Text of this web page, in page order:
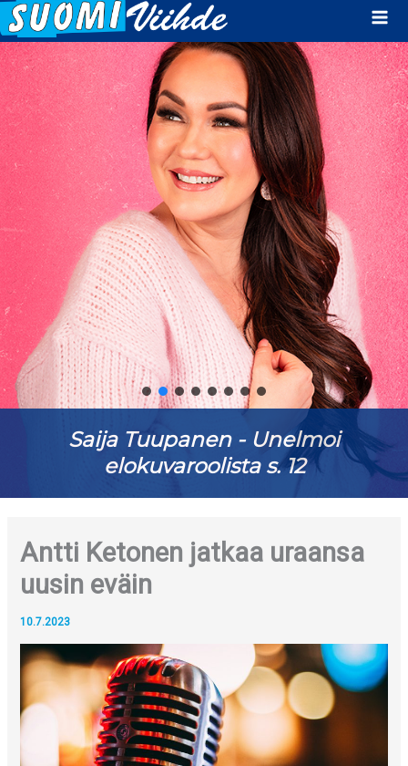
Saija Tuupanen - Unelmoi
elokuvaroolista s. 12
Antti Ketonen jatkaa uraansa
uusin eväin
10.7.2023